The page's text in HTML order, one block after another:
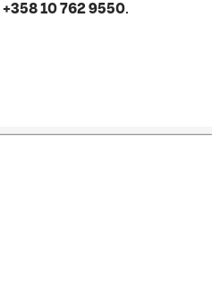
+358 10 762 9550.